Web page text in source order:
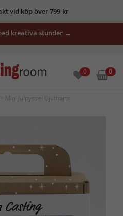
vid köp över 799 kr
kreativa stunder →
0 0
> Mini Julpyssel Gjutharts